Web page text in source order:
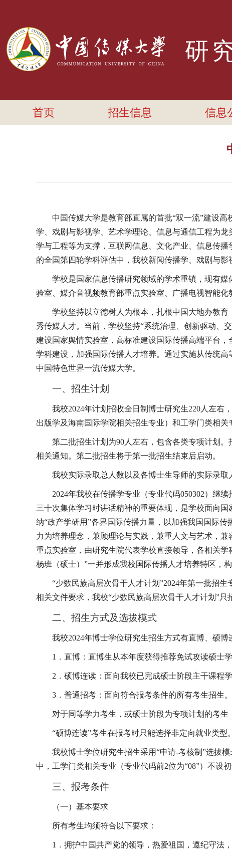
研
首页 招生信息 信息
中国传媒大学是教育部直属的首批“双一流”建设高
学、戏剧与影视学、艺术学理论、信息与通信工程为
学与工程等为支撑，互联网信息、文化产业、信息传
的全国第四轮学科评估中，我校新闻传播学、戏剧与影
学校是国家信息传播研究领域的学术重镇，现有
验室、媒介音视频教育部重点实验室、广播电视智能
学校坚持以立德树人为根本，扎根中国大地办教育
秀传媒人才。 当前，学校坚持“系统治理、创新驱动、
建设国家舆情实验室，高标准建设国际传播高端平台，
学科建设，加强国际传播人才培养。通过实施从传统
中国特色世界一流传媒大学。
一、招生计划
我校2024年计划招收全日制博士研究生220人左右
出版学及海南国际学院相关招生专业）和工学门类相
第二批招生计划为90人左右，包含各类专项计划
相关通知。第二批招生将于第一批招生结束后启动。
我校实际录取总人数以及各博士生导师的实际录
2024年我校在传播学专业（专业代码050302）继续
三十次集体学习时讲话精神的重要体现，是学校面向
纳“政产学研用”各界国际传播力量，以加强我国国际
力为培养理念，兼顾理论与实践，兼重人文与艺术，
重点实验室，由研究生院代表学校直接领导，各相关
杨班（硕士）”一并形成我校国际传播人才培养特区，
“少数民族高层次骨干人才计划”2024年第一批招生
相关文件要求，我校“少数民族高层次骨干人才计划”只
二、招生方式及选拔模式
我校2024年博士学位研究生招生方式有直博、硕博
1 ．直博：直博生从本年度获得推荐免试攻读硕士
2 ．硕博连读：面向我校已完成硕士阶段主干课程
3 ．普通招考：面向符合报考条件的所有考生招生。
对于同等学力考生，或硕士阶段为专项计划的考生
“硕博连读”考生在报考时只能选择非定向就业类型。
我校博士学位研究生招生采用“申请-考核制”选拔
中，工学门类相关专业（专业代码前2位为“08”）不设
三、报考条件
（一）基本要求
所有考生均须符合以下要求：
1 ．拥护中国共产党的领导，热爱祖国，遵纪守法，